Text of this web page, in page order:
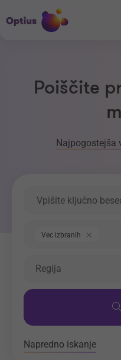
Poiščite
Najpogostejša
Vec izbranih
Regija
Napredno iskanje